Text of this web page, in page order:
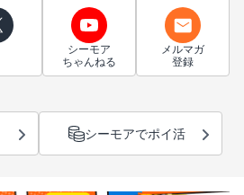
シーモア
ちゃんねる
メルマガ
登録
シーモアでポイ活